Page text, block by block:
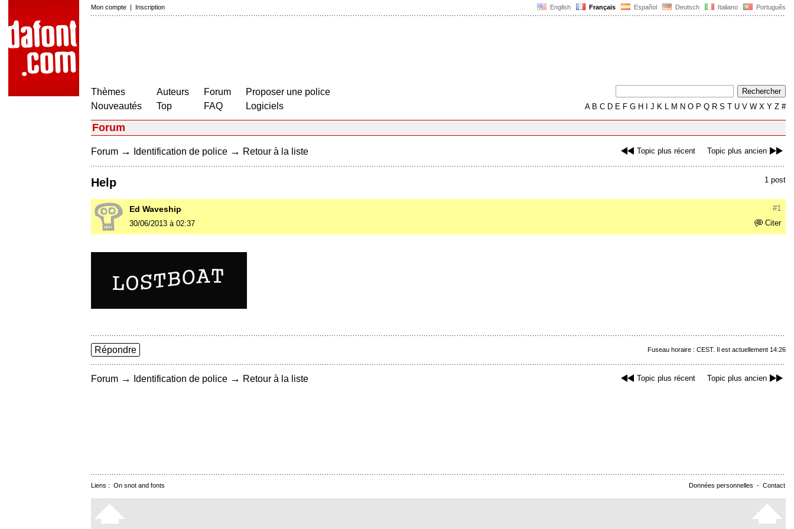
English Français Español Deutsch Italiano Português
Mon compte | Inscription
Thèmes
Nouveautés
Auteurs
Top
Forum
FAQ
Proposer une police
Logiciels
AB C D E F G H J K L M N O P Q R S T U V W X Y Z #
Forum
Topic plus récent Topic plus ancien
Forum → Identification de police → Retour à la liste
1 post
Help
#1
Ed Waveship
Citer
30/06/2013 à 02:37
Fuseau horaire : CEST. Il est actuellement 14:26
Répondre
Topic plus récent Topic plus ancien
Forum → Identification de police → Retour à la liste
Données personnelles - Contact
Liens : On snot and fonts